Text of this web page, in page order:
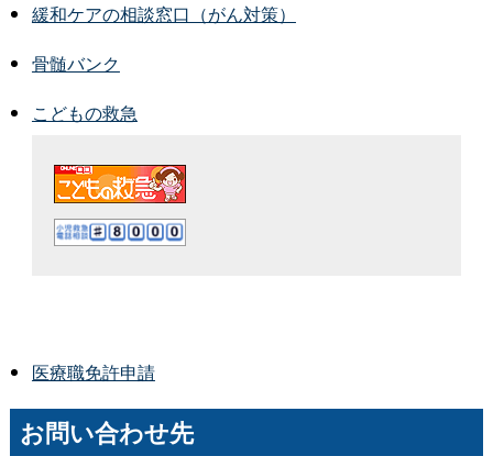
緩和ケアの相談窓口（がん対策）
骨髄バンク
こどもの救急
医療職免許申請
お問い合わせ先